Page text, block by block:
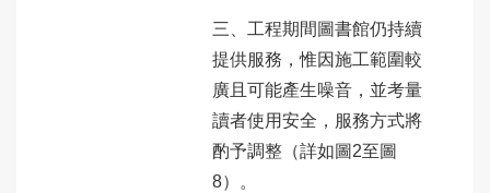
三、工程期間圖書館仍持續
提供服務，惟因施工範圍較
廣且可能產生噪音，並考量
讀者使用安全，服務方式將
酌予調整（詳如圖2至圖
8）。